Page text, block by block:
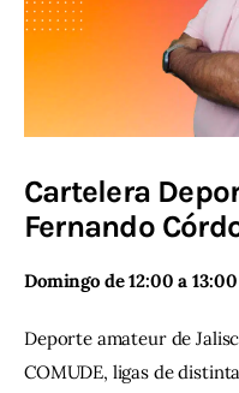
Jalisco TV
Jalisco
Nosotros
Contacto
Cartelera
Fernando
Domingo de 12:00 a
Deporte amateur de
COMUDE, ligas de